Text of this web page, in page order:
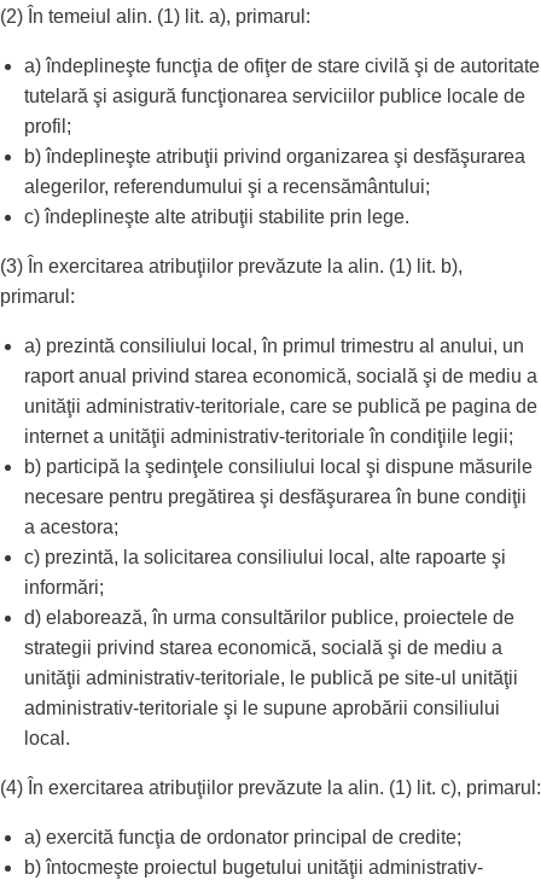
(2) În temeiul alin. (1) lit. a), primarul:
a) îndeplineşte funcţia de ofiţer de stare civilă şi de autoritate
tutelară şi asigură funcţionarea serviciilor publice locale de
profil;
b) îndeplineşte atribuţii privind organizarea şi desfăşurarea
alegerilor, referendumului şi a recensământului;
c) îndeplineşte alte atribuţii stabilite prin lege.
(3) În exercitarea atribuţiilor prevăzute la alin. (1) lit. b),
primarul:
a) prezintă consiliului local, în primul trimestru al anului, un
raport anual privind starea economică, socială şi de mediu a
unităţii administrativ-teritoriale, care se publică pe pagina de
internet a unităţii administrativ-teritoriale în condiţiile legii;
b) participă la şedinţele consiliului local şi dispune măsurile
necesare pentru pregătirea şi desfăşurarea în bune condiţii
a acestora;
c) prezintă, la solicitarea consiliului local, alte rapoarte şi
informări;
d) elaborează, în urma consultărilor publice, proiectele de
strategii privind starea economică, socială şi de mediu a
unităţii administrativ-teritoriale, le publică pe site-ul unităţii
administrativ-teritoriale şi le supune aprobării consiliului
local.
(4) În exercitarea atribuţiilor prevăzute la alin. (1) lit. c), primarul:
a) exercită funcţia de ordonator principal de credite;
b) întocmeşte proiectul bugetului unităţii administrativ-